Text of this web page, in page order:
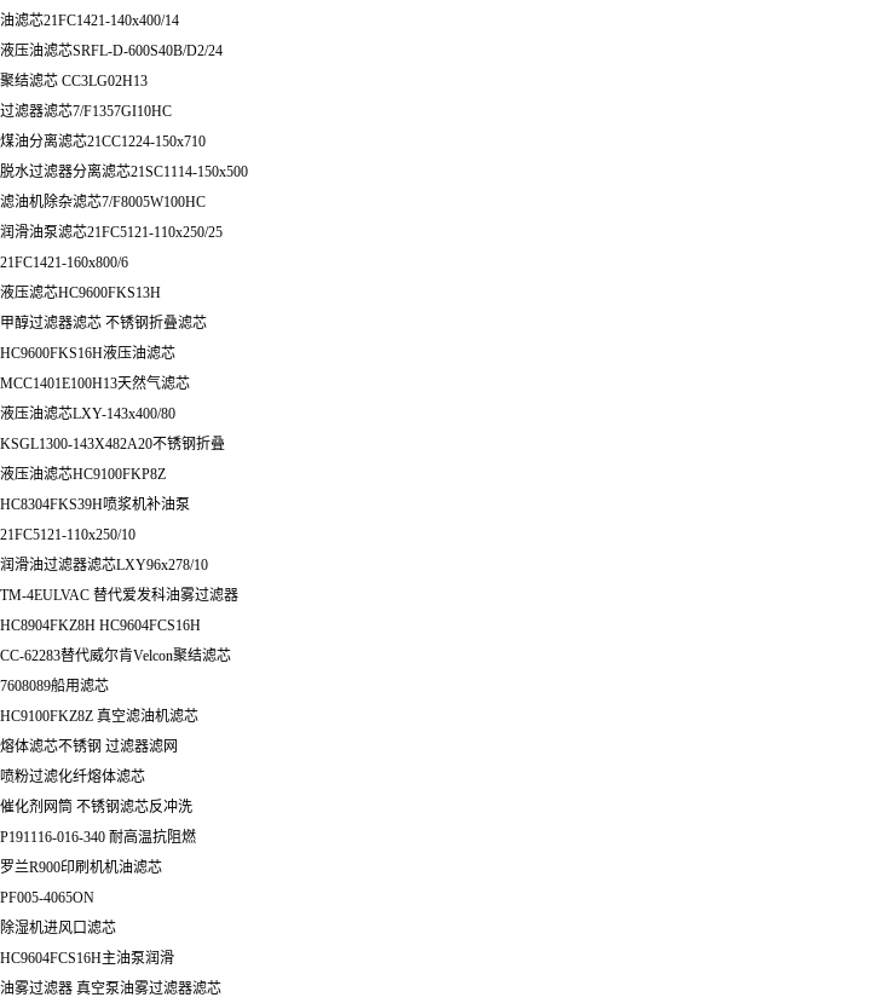
油滤芯21FC1421-140x400/14
液压油滤芯SRFL-D-600S40B/D2/24
聚结滤芯 CC3LG02H13
过滤器滤芯7/F1357GI10HC
煤油分离滤芯21CC1224-150x710
脱水过滤器分离滤芯21SC1114-150x500
滤油机除杂滤芯7/F8005W100HC
润滑油泵滤芯21FC5121-110x250/25
21FC1421-160x800/6
液压滤芯HC9600FKS13H
甲醇过滤器滤芯 不锈钢折叠滤芯
HC9600FKS16H液压油滤芯
MCC1401E100H13天然气滤芯
液压油滤芯LXY-143x400/80
KSGL1300-143X482A20不锈钢折叠
液压油滤芯HC9100FKP8Z
HC8304FKS39H喷浆机补油泵
21FC5121-110x250/10
润滑油过滤器滤芯LXY96x278/10
TM-4EULVAC 替代爱发科油雾过滤器
HC8904FKZ8H HC9604FCS16H
CC-62283替代威尔肯Velcon聚结滤芯
7608089船用滤芯
HC9100FKZ8Z 真空滤油机滤芯
熔体滤芯不锈钢 过滤器滤网
喷粉过滤化纤熔体滤芯
催化剂网筒 不锈钢滤芯反冲洗
P191116-016-340 耐高温抗阻燃
罗兰R900印刷机机油滤芯
PF005-4065ON
除湿机进风口滤芯
HC9604FCS16H主油泵润滑
油雾过滤器 真空泵油雾过滤器滤芯